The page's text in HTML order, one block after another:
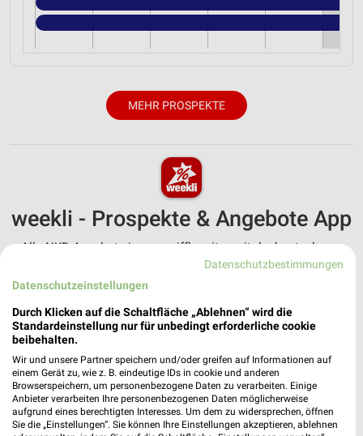
MEHR PROSPEKTE
weekli - Prospekte & Angebote App
Alle NKD Angebote immer griffbereit – mit der kostenlosen
weekli App für iOS & Android.
✔Folge deinem Lieblingshändler
✔Push-Benachrichtigungen bei neuen Prospekten
✔Einkaufsliste - Einkauf stressfrei planen
JETZT LADEN UND SPAREN!
Datenschutzbestimmungen
Datenschutzeinstellungen
Durch Klicken auf die Schaltfläche „Ablehnen“ wird die
Standardeinstellung nur für unbedingt erforderliche cookie
beibehalten.
Wir und unsere Partner speichern und/oder greifen auf Informationen auf
einem Gerät zu, wie z. B. eindeutige IDs in cookie und anderen
Browserspeichern, um personenbezogene Daten zu verarbeiten. Einige
Anbieter verarbeiten Ihre personenbezogenen Daten möglicherweise
aufgrund eines berechtigten Interesses. Um dem zu widersprechen, öffnen
Sie die „Einstellungen“. Sie können Ihre Einstellungen akzeptieren, ablehnen